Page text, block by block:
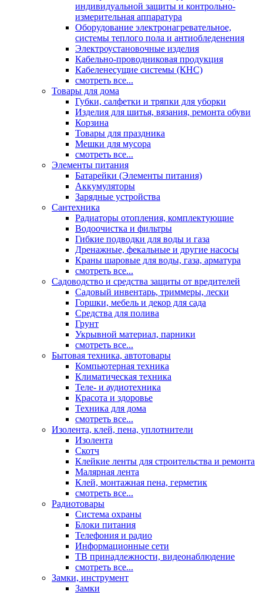
индивидуальной защиты и контрольно-
измерительная аппаратура
Оборудование электронагревательное,
системы теплого пола и антиобледенения
Электроустановочные изделия
Кабельно-проводниковая продукция
Кабеленесущие системы (КНС)
смотреть все...
Товары для дома
Губки, салфетки и тряпки для уборки
Изделия для шитья, вязания, ремонта обуви
Корзина
Товары для праздника
Мешки для мусора
смотреть все...
Элементы питания
Батарейки (Элементы питания)
Аккумуляторы
Зарядные устройства
Сантехника
Радиаторы отопления, комплектующие
Водоочистка и фильтры
Гибкие подводки для воды и газа
Дренажные, фекальные и другие насосы
Краны шаровые для воды, газа, арматура
смотреть все...
Садоводство и средства защиты от вредителей
Садовый инвентарь, триммеры, лески
Горшки, мебель и декор для сада
Средства для полива
Грунт
Укрывной материал, парники
смотреть все...
Бытовая техника, автотовары
Компьютерная техника
Климатическая техника
Теле- и аудиотехника
Красота и здоровье
Техника для дома
смотреть все...
Изолента, клей, пена, уплотнители
Изолента
Скотч
Клейкие ленты для строительства и ремонта
Малярная лента
Клей, монтажная пена, герметик
смотреть все...
Радиотовары
Система охраны
Блоки питания
Телефония и радио
Информационные сети
ТВ принадлежности, видеонаблюдение
смотреть все...
Замки, инструмент
Замки